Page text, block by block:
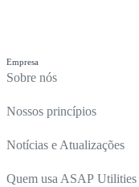
Empresa
Sobre nós
Nossos princípios
Notícias e Atualizações
Quem usa ASAP Utilities